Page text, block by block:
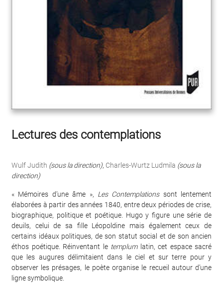
Lectures des contemplations
Wulf Judith (sous la direction), Charles-Wurtz Ludmila (sous la
direction)
« Mémoires d’une âme », Les Contemplationssont lentement
élaborées à partir des années 1840, entre deux périodes de crise,
biographique, politique et poétique. Hugo y figure une série de
deuils, celui de sa fille Léopoldine mais également ceux de
certains idéaux politiques, de son statut social et de son ancien
éthos poétique. Réinventant le templumlatin, cet espace sacré
que les augures délimitaient dans le ciel et sur terre pour y
observer les présages, le poète organise le recueil autour d’une
ligne symbolique.